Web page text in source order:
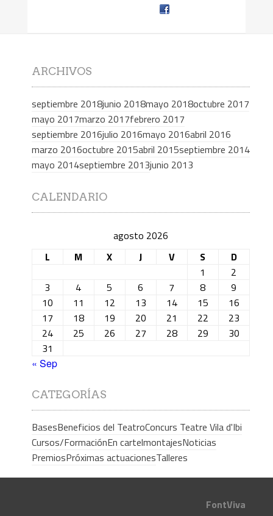
ARCHIVOS
septiembre 2018junio 2018mayo 2018octubre 2017
mayo 2017marzo 2017febrero 2017
septiembre 2016julio 2016mayo 2016abril 2016
marzo 2016octubre 2015abril 2015septiembre 2014
mayo 2014septiembre 2013junio 2013
CALENDARIO
agosto 2026
L
M X J V S
D
1
2
3
4 5 6 7 8
9
10
11 12 13 14 15
16
17
18 19 20 21 22
23
24
25 26 27 28 29
30
31
« Sep
CATEGORÍAS
BasesBeneficios del TeatroConcurs Teatre Vila d'Ibi
Cursos/FormaciónEn cartelmontajesNoticias
PremiosPróximas actuacionesTalleres
FontViva